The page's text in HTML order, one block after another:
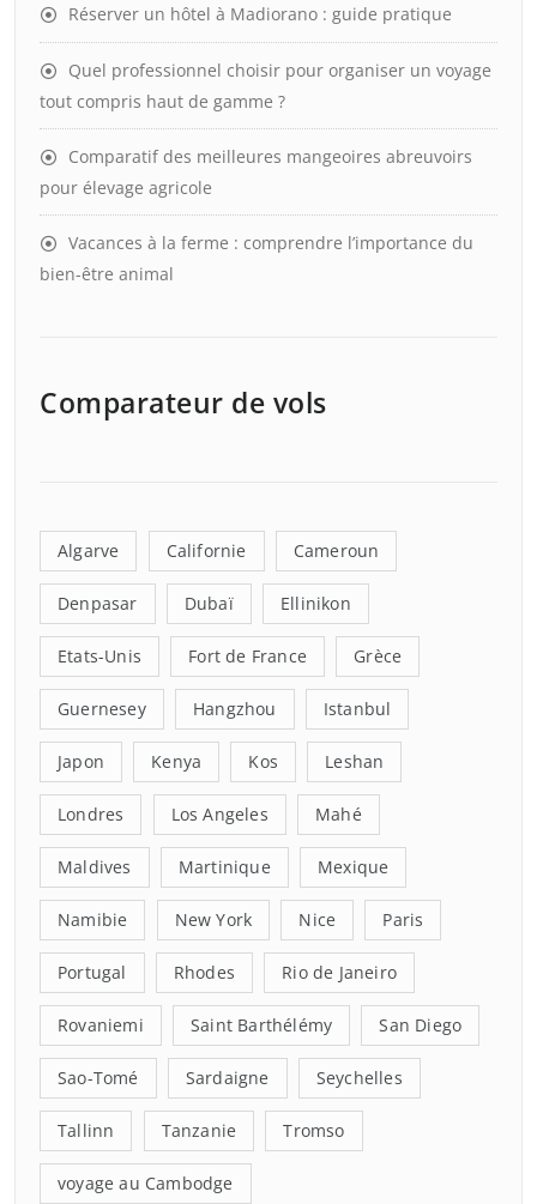
Réserver un hôtel à Madiorano : guide pratique
Quel professionnel choisir pour organiser un voyage
tout compris haut de gamme ?
Comparatif des meilleures mangeoires abreuvoirs
pour élevage agricole
Vacances à la ferme : comprendre l’importance du
bien-être animal
Comparateur de vols
Algarve Californie Cameroun
Denpasar Dubaï Ellinikon
Etats-Unis Fort de France Grèce
Guernesey Hangzhou Istanbul
Japon Kenya Kos Leshan
Londres Los Angeles Mahé
Maldives Martinique Mexique
Namibie New York Nice Paris
Portugal Rhodes Rio de Janeiro
Rovaniemi Saint Barthélémy San Diego
Sao-Tomé Sardaigne Seychelles
Tallinn Tanzanie Tromso
voyage au Cambodge